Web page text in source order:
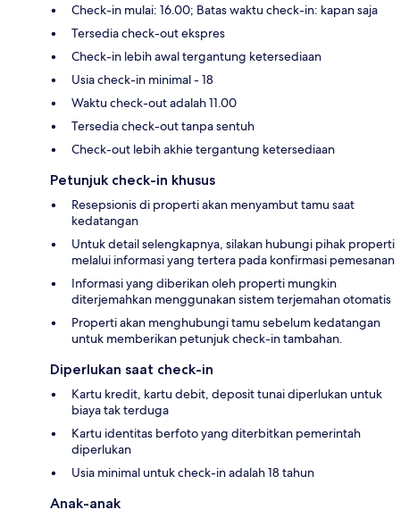
Check-in mulai: 16.00; Batas waktu check-in: kapan saja
Tersedia check-out ekspres
Check-in lebih awal tergantung ketersediaan
Usia check-in minimal - 18
Waktu check-out adalah 11.00
Tersedia check-out tanpa sentuh
Check-out lebih akhie tergantung ketersediaan
Petunjuk check-in khusus
Resepsionis di properti akan menyambut tamu saat
kedatangan
Untuk detail selengkapnya, silakan hubungi pihak properti
melalui informasi yang tertera pada konfirmasi pemesanan
Informasi yang diberikan oleh properti mungkin
diterjemahkan menggunakan sistem terjemahan otomatis
Properti akan menghubungi tamu sebelum kedatangan
untuk memberikan petunjuk check-in tambahan.
Diperlukan saat check-in
Kartu kredit, kartu debit, deposit tunai diperlukan untuk
biaya tak terduga
Kartu identitas berfoto yang diterbitkan pemerintah
diperlukan
Usia minimal untuk check-in adalah 18 tahun
Anak-anak